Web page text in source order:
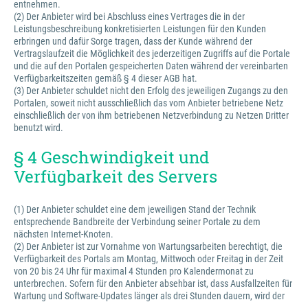
entnehmen.
(2) Der Anbieter wird bei Abschluss eines Vertrages die in der
Leistungsbeschreibung konkretisierten Leistungen für den Kunden
erbringen und dafür Sorge tragen, dass der Kunde während der
Vertragslaufzeit die Möglichkeit des jederzeitigen Zugriffs auf die Portale
und die auf den Portalen gespeicherten Daten während der vereinbarten
Verfügbarkeitszeiten gemäß § 4 dieser AGB hat.
(3) Der Anbieter schuldet nicht den Erfolg des jeweiligen Zugangs zu den
Portalen, soweit nicht ausschließlich das vom Anbieter betriebene Netz
einschließlich der von ihm betriebenen Netzverbindung zu Netzen Dritter
benutzt wird.
§ 4 Geschwindigkeit und
Verfügbarkeit des Servers
(1) Der Anbieter schuldet eine dem jeweiligen Stand der Technik
entsprechende Bandbreite der Verbindung seiner Portale zu dem
nächsten Internet-Knoten.
(2) Der Anbieter ist zur Vornahme von Wartungsarbeiten berechtigt, die
Verfügbarkeit des Portals am Montag, Mittwoch oder Freitag in der Zeit
von 20 bis 24 Uhr für maximal 4 Stunden pro Kalendermonat zu
unterbrechen. Sofern für den Anbieter absehbar ist, dass Ausfallzeiten für
Wartung und Software-Updates länger als drei Stunden dauern, wird der